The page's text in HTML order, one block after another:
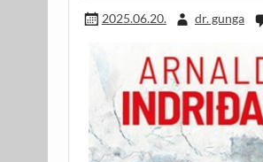
2025.06.20. dr. gunga